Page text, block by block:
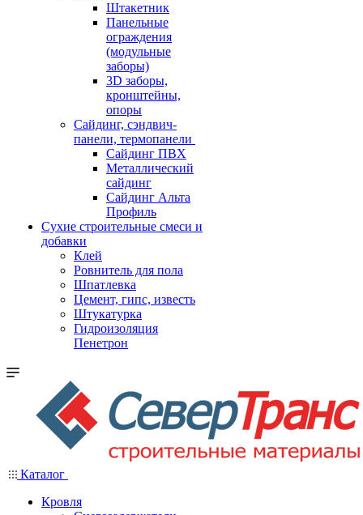
Штакетник
Панельные
ограждения
(модульные
заборы)
3D заборы,
кронштейны,
опоры
Cайдинг, сэндвич-
панели, термопанели
Сайдинг ПВХ
Металлический
сайдинг
Сайдинг Альта
Профиль
Сухие строительные смеси и
добавки
Клей
Ровнитель для пола
Шпатлевка
Цемент, гипс, известь
Штукатурка
Гидроизоляция
Пенетрон
Каталог
Кровля